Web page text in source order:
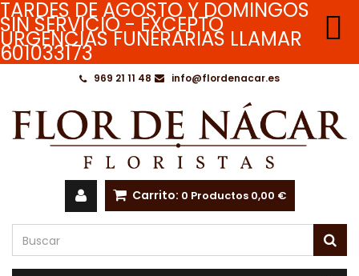
TARDES DE AGOSTO Y DOMINGOS
SIN SERVICIO - EXCEPTO
URGENCIAS FUNERARIAS LLAMAR
601033173

969 21 11 48 info@flordenacar.es
Carrito: 0 Productos 0,00 €